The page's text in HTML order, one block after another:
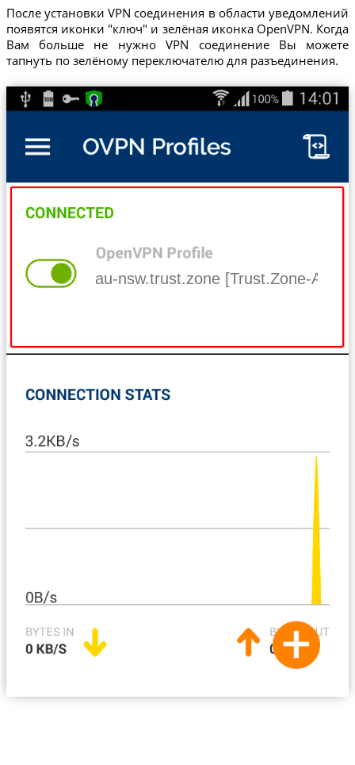
После установки VPN соединения в области уведомлений
появятся иконки "ключ" и зелёная иконка OpenVPN. Когда
Вам больше не нужно VPN соединение Вы можете
тапнуть по зелёному переключателю для разъединения.
au-nsw.trust.zone [Trust.Zone-